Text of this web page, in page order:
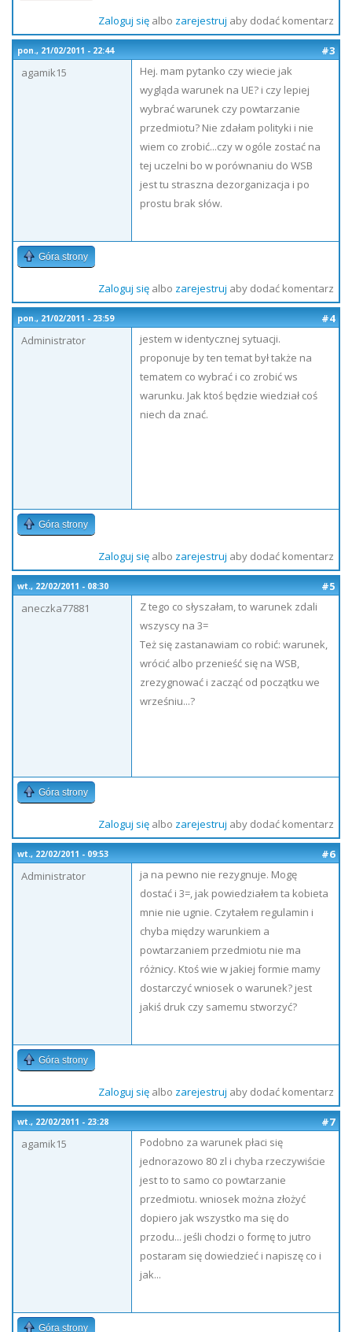
Zaloguj sięalbo zarejestruj aby dodać komentarz
pon., 21/02/2011 - 22:44
#3
agamik15
Hej. mam pytanko czy wiecie jak
wygląda warunek na UE? i czy lepiej
wybrać warunek czy powtarzanie
przedmiotu? Nie zdałam polityki i nie
wiem co zrobić...czy w ogóle zostać na
tej uczelni bo w porównaniu do WSB
jest tu straszna dezorganizacja i po
prostu brak słów.
Góra strony
Zaloguj sięalbo zarejestruj aby dodać komentarz
pon., 21/02/2011 - 23:59
#4
Administrator
jestem w identycznej sytuacji.
proponuje by ten temat był także na
tematem co wybrać i co zrobić ws
warunku. Jak ktoś będzie wiedział coś
niech da znać.
Góra strony
Zaloguj sięalbo zarejestruj aby dodać komentarz
wt., 22/02/2011 - 08:30
#5
aneczka77881
Z tego co słyszałam, to warunek zdali
wszyscy na 3=
Też się zastanawiam co robić: warunek,
wrócić albo przenieść się na WSB,
zrezygnować i zacząć od początku we
wrześniu...?
Góra strony
Zaloguj sięalbo zarejestruj aby dodać komentarz
wt., 22/02/2011 - 09:53
#6
Administrator
ja na pewno nie rezygnuje. Mogę
dostać i 3=, jak powiedziałem ta kobieta
mnie nie ugnie. Czytałem regulamin i
chyba między warunkiem a
powtarzaniem przedmiotu nie ma
różnicy. Ktoś wie w jakiej formie mamy
dostarczyć wniosek o warunek? jest
jakiś druk czy samemu stworzyć?
Góra strony
Zaloguj sięalbo zarejestruj aby dodać komentarz
wt., 22/02/2011 - 23:28
#7
agamik15
Podobno za warunek płaci się
jednorazowo 80 zl i chyba rzeczywiście
jest to to samo co powtarzanie
przedmiotu. wniosek można złożyć
dopiero jak wszystko ma się do
przodu... jeśli chodzi o formę to jutro
postaram się dowiedzieć i napiszę co i
jak...
Góra strony